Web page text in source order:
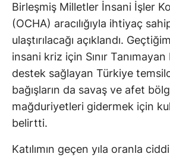
Birleşmiş Milletler İnsani İşler
(OCHA) aracılığıyla ihtiyaç
ulaştırılacağı açıklandı.
insani kriz için Sınır Tanımayan
destek sağlayan Türkiye
bağışların da savaş ve afet
mağduriyetleri gidermek için
belirtti.
Katılımın geçen yıla oranla